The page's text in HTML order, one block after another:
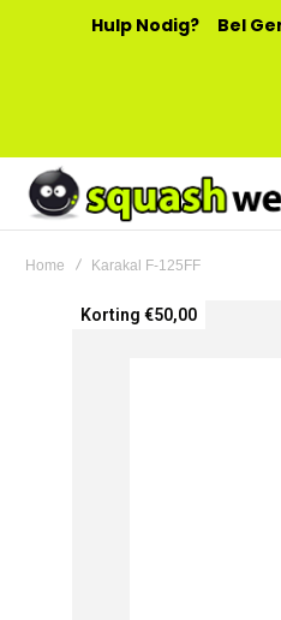
Hulp Nodig? Bel
Home Karakal F-125FF
Ga
Korting €50,00